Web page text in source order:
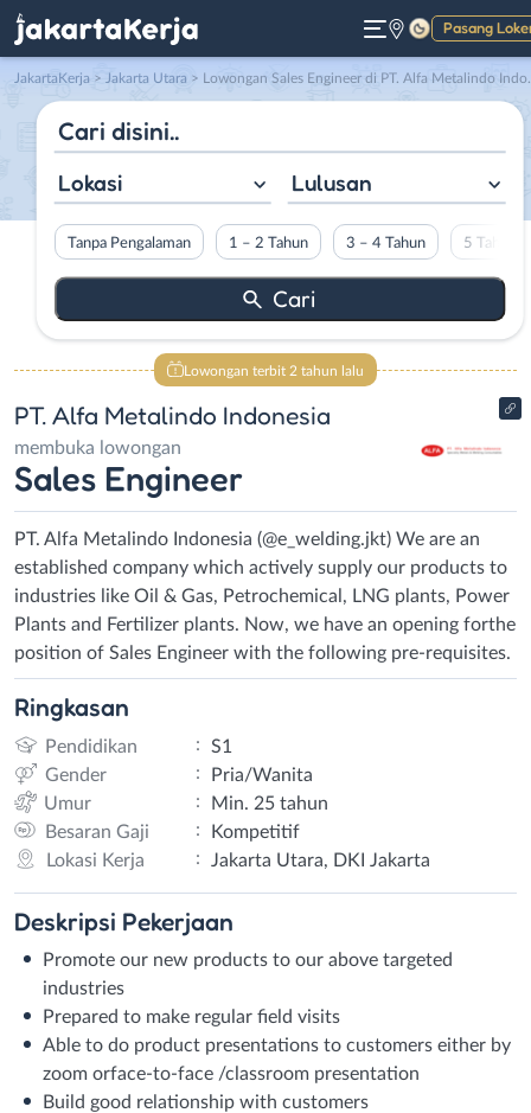
Pasang
Gelap
JakartaKerja > Jakarta Utara > Lowongan Sales Engineer di PT. Alfa Metalindo Indonesia
Lokasi Lulusan
Tanpa Pengalaman 1 – 2 Tahun 3 – 4 Tahun 5 Tahun
Lowongan terbit 2 tahun lalu
PT. Alfa Metalindo Indonesia
membuka lowongan
Sales Engineer
PT. Alfa Metalindo Indonesia (@e_welding.jkt) We are an
established company which actively supply our products to
industries like Oil & Gas, Petrochemical, LNG plants, Power
Plants and Fertilizer plants. Now, we have an opening forthe
position of Sales Engineer with the following pre-requisites.
Ringkasan
Pendidikan :
S1
Gender
:
Pria/Wanita
Umur
:
Min. 25 tahun
Besaran Gaji
:
Kompetitif
Lokasi Kerja
: Jakarta Utara, DKI Jakarta
Deskripsi Pekerjaan
Promote our new products to our above targeted
industries
Prepared to make regular field visits
Able to do product presentations to customers either by
zoom orface-to-face /classroom presentation
Build good relationship with customers